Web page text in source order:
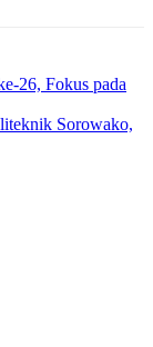
26, Fokus pada
Sorowako,